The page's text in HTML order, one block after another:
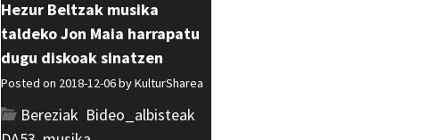
Hezur Beltzak musika
taldeko Jon Maia harrapatu
dugu diskoak sinatzen
Posted on 2018-12-06 byKulturSharea
Bereziak Bideo_albisteak